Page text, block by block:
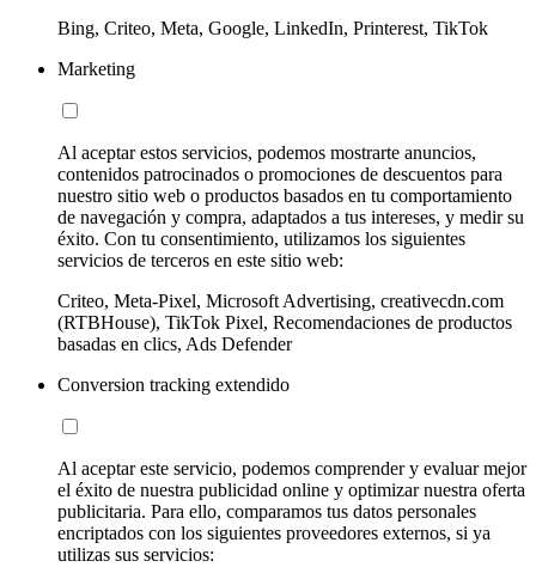
Bing, Criteo, Meta, Google, LinkedIn, Printerest, TikTok
Marketing
Al aceptar estos servicios, podemos mostrarte anuncios,
contenidos patrocinados o promociones de descuentos para
nuestro sitio web o productos basados en tu comportamiento
de navegación y compra, adaptados a tus intereses, y medir su
éxito. Con tu consentimiento, utilizamos los siguientes
servicios de terceros en este sitio web:
Criteo, Meta-Pixel, Microsoft Advertising, creativecdn.com
(RTBHouse), TikTok Pixel, Recomendaciones de productos
basadas en clics, Ads Defender
Conversion tracking extendido
Al aceptar este servicio, podemos comprender y evaluar mejor
el éxito de nuestra publicidad online y optimizar nuestra oferta
publicitaria. Para ello, comparamos tus datos personales
encriptados con los siguientes proveedores externos, si ya
utilizas sus servicios: